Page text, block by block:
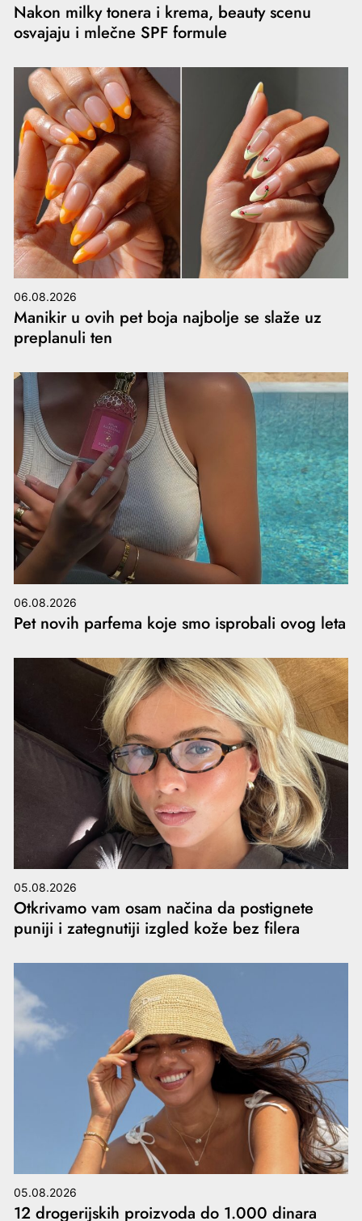
Nakon milky tonera i krema, beauty scenu
osvajaju i mlečne SPF formule
06.08.2026
Manikir u ovih pet boja najbolje se slaže uz
preplanuli ten
06.08.2026
Pet novih parfema koje smo isprobali ovog leta
05.08.2026
Otkrivamo vam osam načina da postignete
puniji i zategnutiji izgled kože bez filera
05.08.2026
12 drogerijskih proizvoda do 1.000 dinara